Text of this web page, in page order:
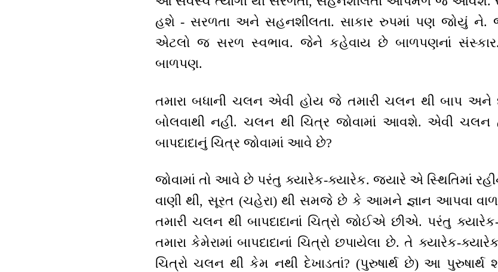
હશે - સરળતા અને સહનશીલતા. સાકાર રુપમાં પણ જોયું ને.
એટલો જ સરળ સ્વભાવ. જેને કહેવાય છે બાળપણનાં
બાળપણ.
તમારા બધાની ચલન એવી હોય જે તમારી ચલન થી બાપ અને
બોલવાથી નહીં. ચલન થી ચિત્ર જોવામાં આવશે. એવી ચલન
બાપદાદાનું ચિત્ર જોવામાં આવે છે?
જોવામાં તો આવે છે પરંતુ ક્યારેક-ક્યારેક. જયારે એ સ્થિતિમાં રહીને
વાણી થી, સૂરત (ચહેરા) થી સમજે છે કે આમને જ્ઞાન આપવા
તમારી ચલન થી બાપદાદાનાં ચિત્રો જોઈએ છીએ. પરંતુ
તમારા કેમેરામાં બાપદાદાનાં ચિત્રો છપાયેલા છે. તે ક્યારેક-
ચિત્રો ચલન થી કેમ નથી દેખાડતાં? (પુરુષાર્થ છે) આ પુરુષાર્થ